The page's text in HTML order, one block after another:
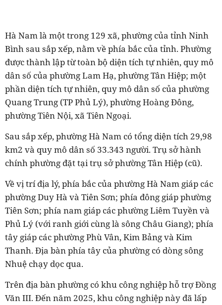
Hà Nam là một trong 129 xã, phường của tỉnh Ninh
Bình sau sắp xếp, nằm về phía bắc của tỉnh. Phường
được thành lập từ toàn bộ diện tích tự nhiên, quy mô
dân số của phường Lam Hạ, phường Tân Hiệp; một
phần diện tích tự nhiên, quy mô dân số của phường
Quang Trung (TP Phủ Lý), phường Hoàng Đông,
phường Tiên Nội, xã Tiên Ngoại.
Sau sắp xếp, phường Hà Nam có tổng diện tích 29,98
km2 và quy mô dân số 33.343 người. Trụ sở hành
chính phường đặt tại trụ sở phường Tân Hiệp (cũ).
Về vị trí địa lý, phía bắc của phường Hà Nam giáp các
phường Duy Hà và Tiên Sơn; phía đông giáp phường
Tiên Sơn; phía nam giáp các phường Liêm Tuyền và
Phủ Lý (với ranh giới cùng là sông Châu Giang); phía
tây giáp các phường Phù Vân, Kim Bảng và Kim
Thanh. Địa bàn phía tây của phường có dòng sông
Nhuệ chạy dọc qua.
Trên địa bàn phường có khu công nghiệp hỗ trợ Đồng
Văn III. Đến năm 2025, khu công nghiệp này đã lấp